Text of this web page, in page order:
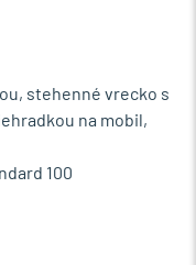
stehenné vrecko s
na mobil,
100